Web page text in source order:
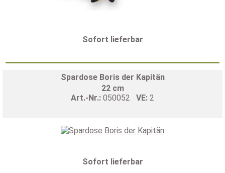
Sofort lieferbar
Spardose Boris der Kapitän
22 cm
Art.-Nr.: 050052 VE: 2
Sofort lieferbar